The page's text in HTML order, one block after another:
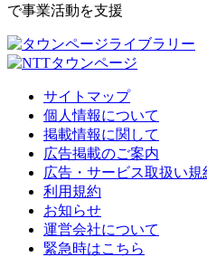
で事業活動を支援
サイトマップ
個人情報について
掲載情報に関して
広告掲載のご案内
広告・サービス取扱い規
利用規約
お知らせ
運営会社について
緊急時はこちら